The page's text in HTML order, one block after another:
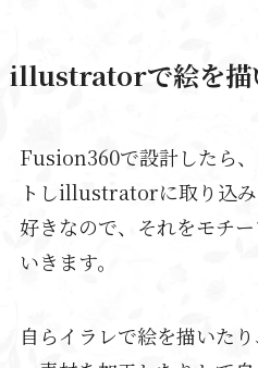
illustratorで絵を描
Fusion360で設計したら
トしillustratorに取り込
好きなので、それをモチ
いきます。
自らイラレで絵を描いた